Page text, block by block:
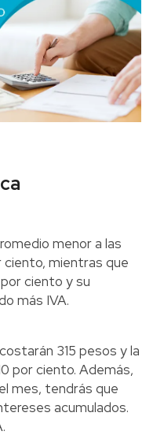
menor a las
ciento, mientras que
ciento y su
más IVA.
315 pesos y la
por ciento. Además,
mes, tendrás que
acumulados.